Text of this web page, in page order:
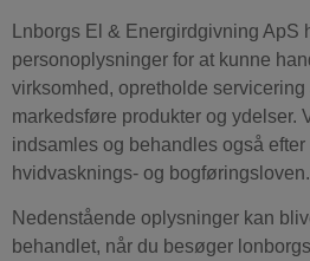
Lnborgs El & Energirdgivning
personoplysninger for at kunne
virksomhed, opretholde
markedsføre produkter og ydelser.
indsamles og behandles også efter
hvidvasknings- og bogføringsloven.
Nedenstående oplysninger kan
behandlet, når du besøger